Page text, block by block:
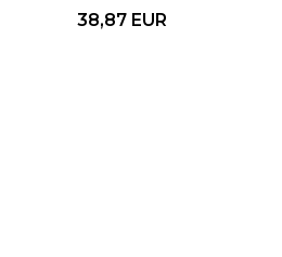
38,87 EUR